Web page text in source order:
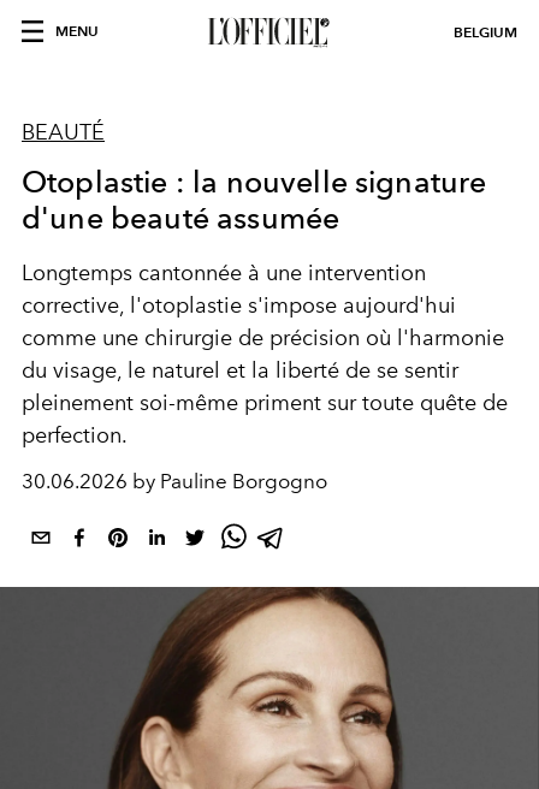
MENU BELGIUM
BEAUTÉ
Otoplastie : la nouvelle signature
d'une beauté assumée
Longtemps cantonnée à une intervention
corrective, l'otoplastie s'impose aujourd'hui
comme une chirurgie de précision où l'harmonie
du visage, le naturel et la liberté de se sentir
pleinement soi-même priment sur toute quête de
perfection.
30.06.2026 by Pauline Borgogno